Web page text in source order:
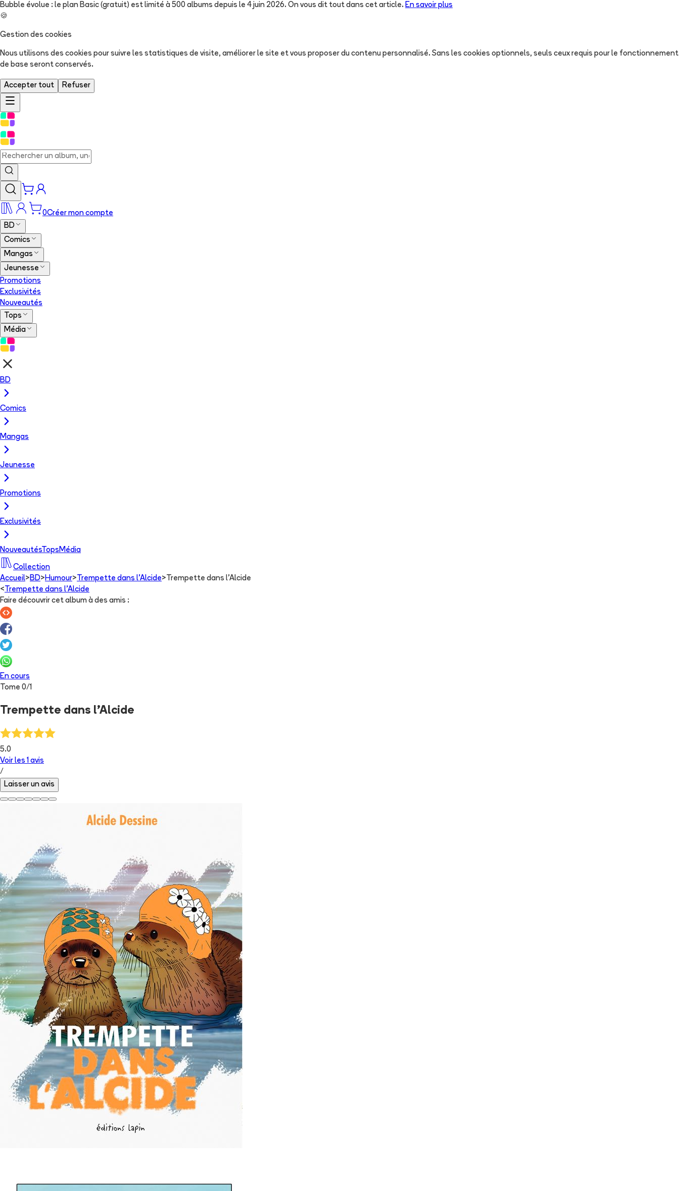
Bubble évolue : le plan Basic (gratuit) est limité à 500 albums depuis le 4 juin 2026. On vous dit tout dans cet article. En savoir plus
🍪
Gestion des cookies
Nous utilisons des cookies pour suivre les statistiques de visite, améliorer le site et vous proposer du contenu personnalisé. Sans les cookies optionnels, seuls ceux requis pour le fonctionnement
de base seront conservés.
Accepter tout Refuser
0Créer mon compte
BD
Comics
Mangas
Jeunesse
Promotions
Exclusivités
Nouveautés
Tops
Média
BD
Comics
Mangas
Jeunesse
Promotions
Exclusivités
NouveautésTops Média
Collection
Accueil> BD> Humour> Trempette dans l'Alcide> Trempette dans l'Alcide
< Trempette dans l'Alcide
Faire découvrir cet album à des amis :
En cours
Tome 0/1
Trempette dans l'Alcide
5.0
Voir les 1 avis
/
Laisser un avis